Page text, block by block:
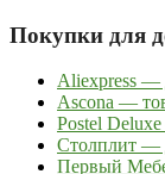
Покупки для
Aliexpress —
Ascona —
Postel
Столплит —
Первый